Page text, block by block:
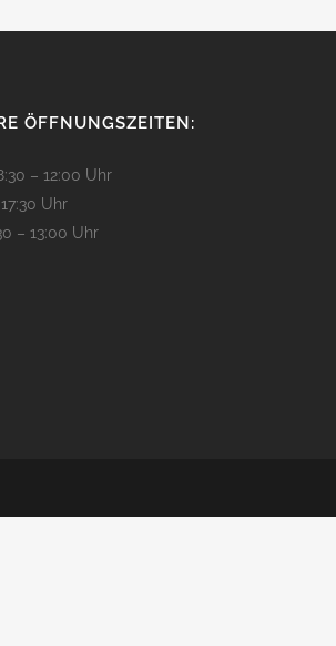
ÖFFNUNGSZEITEN:
– 12:00 Uhr
Uhr
– 13:00 Uhr